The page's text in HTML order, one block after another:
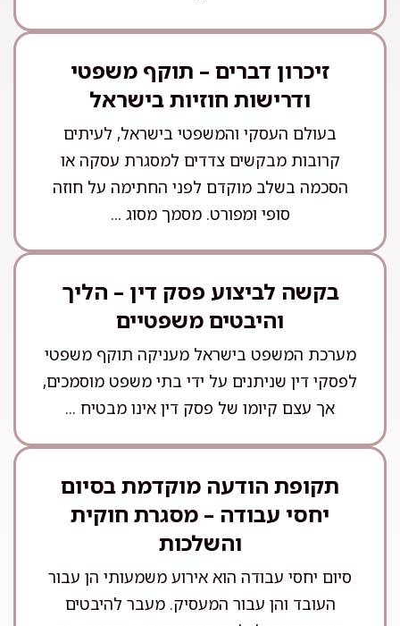
זיכרון דברים – תוקף משפטי
ודרישות חוזיות בישראל
בעולם העסקי והמשפטי בישראל, לעיתים
קרובות מבקשים צדדים למסגרת עסקה או
הסכמה בשלב מוקדם לפני החתימה על חוזה
סופי ומפורט. מסמך מסוג ...
בקשה לביצוע פסק דין – הליך
והיבטים משפטיים
מערכת המשפט בישראל מעניקה תוקף משפטי
לפסקי דין שניתנים על ידי בתי משפט מוסמכים,
אך עצם קיומו של פסק דין אינו מבטיח ...
תקופת הודעה מוקדמת בסיום
יחסי עבודה – מסגרת חוקית
והשלכות
סיום יחסי עבודה הוא אירוע משמעותי הן עבור
העובד והן עבור המעסיק. מעבר להיבטים